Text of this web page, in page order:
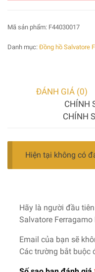
Mã sản phẩm: F44030017
Danh mục: Đồng hồ Salvatore
ĐÁNH GIÁ (0)
CHÍNH
CHÍNH
Hiện tại không có
Hãy là người đầu
Salvatore Ferragamo
Email của bạn sẽ
Các trường bắt buộc